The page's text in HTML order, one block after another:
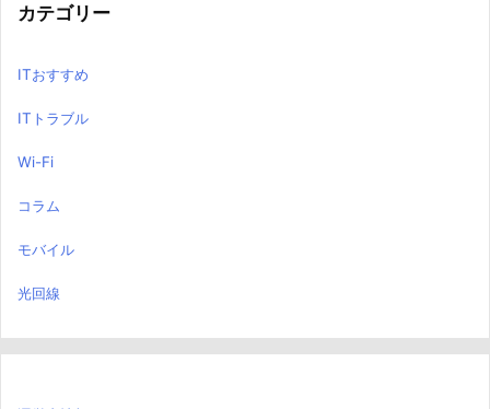
カテゴリー
ITおすすめ
ITトラブル
Wi-Fi
コラム
モバイル
光回線